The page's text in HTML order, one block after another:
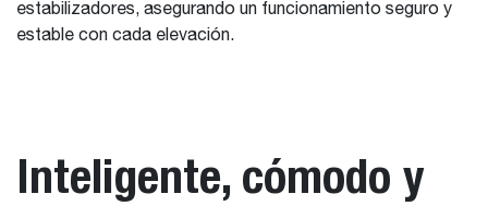
estabilizadores, asegurando un funcionamiento seguro y
estable con cada elevación.
Inteligente, cómodo y